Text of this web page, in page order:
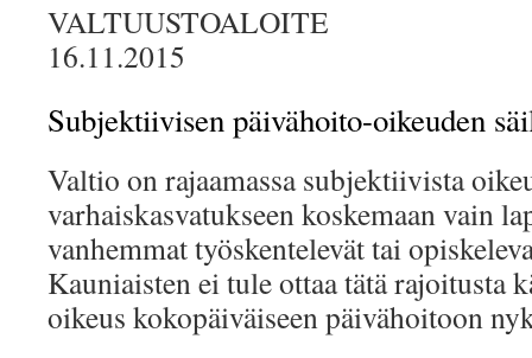
VALTUUSTOALOITE
16.11.2015
Subjektiivisen päivähoito-oikeuden
Valtio on rajaamassa subjektiivista
varhaiskasvatukseen koskemaan vain
vanhemmat työskentelevät tai
Kauniaisten ei tule ottaa tätä rajoitusta
oikeus kokopäiväiseen päivähoitoon